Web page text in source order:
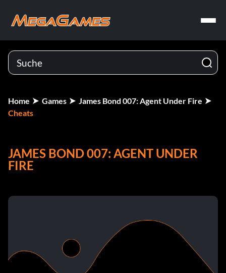
Home Games
James Bond 007: Agent Under Fire
Cheats
JAMES BOND 007: AGENT UNDER
FIRE